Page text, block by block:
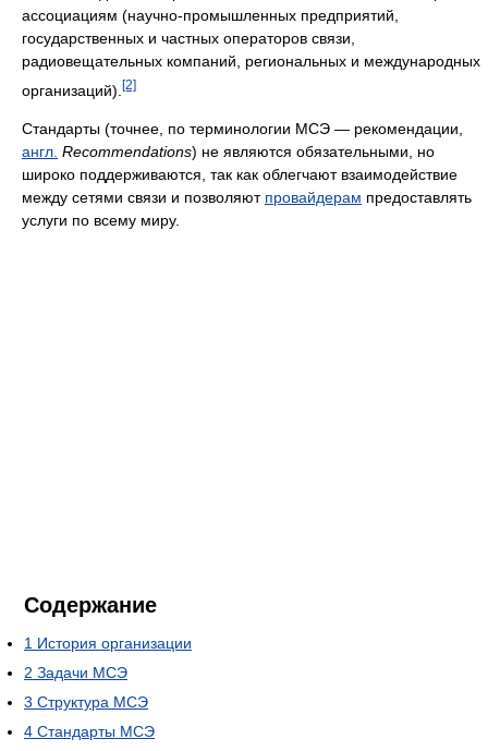
ассоциациям (научно-промышленных предприятий,
государственных и частных операторов связи,
радиовещательных компаний, региональных и международных
организаций). [2]
Стандарты (точнее, по терминологии МСЭ — рекомендации,
англ. Recommendations) не являются обязательными, но
широко поддерживаются, так как облегчают взаимодействие
между сетями связи и позволяют провайдерам предоставлять
услуги по всему миру.
Содержание
1 История организации
2 Задачи МСЭ
3 Структура МСЭ
4 Стандарты МСЭ